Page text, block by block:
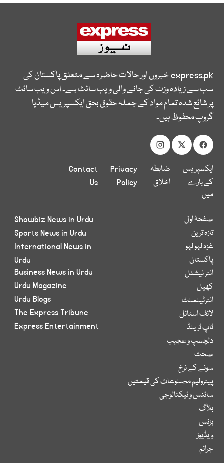
express.pkخبروں اور حالات حاضرہ سے متعلق پاکستان کی
سب سے زیادہ وزٹ کی جانے والی ویب سائٹ ہے۔ اس ویب سائٹ
پر شائع شدہ تمام مواد کے جملہ حقوق بحق ایکسپریس میڈیا
گروپ محفوظ ہیں۔
ایکسپریس
کے بارے
میں
ضابطہ
اخلاق
Privacy
Policy
Contact
Us
صفحۂ اول
تازہ ترین
غزہ لہو لہو
پاکستان
انٹر نیشنل
کھیل
انٹرٹینمنٹ
لائف اسٹائل
ٹاپ ٹرینڈ
دلچسپ و عجیب
صحت
سونے کے نرخ
پیٹرولیم مصنوعات کی قیمتیں
سائنس و ٹیکنالوجی
بلاگ
بزنس
ویڈیوز
جرائم
Showbiz News in Urdu
Sports News in Urdu
International News in
Urdu
Business News in Urdu
Urdu Magazine
Urdu Blogs
The Express Tribune
Express Entertainment